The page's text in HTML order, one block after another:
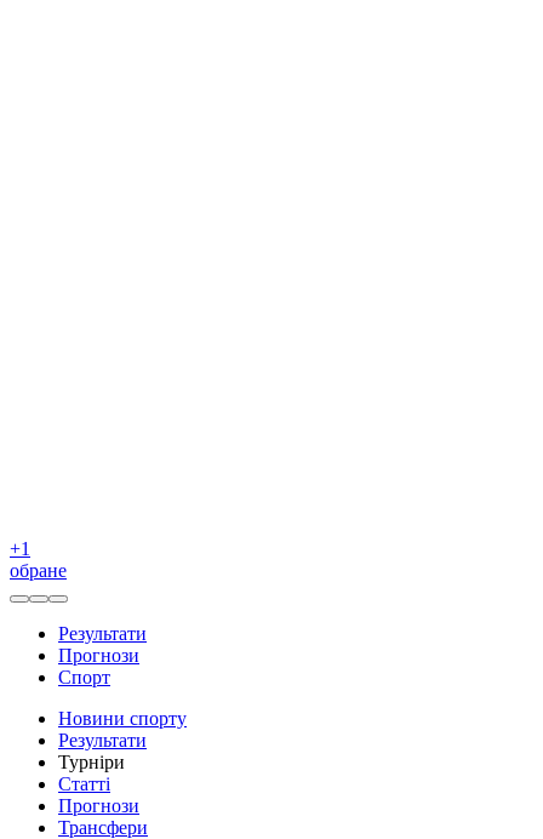
+1
обране
Результати
Прогнози
Спорт
Новини спорту
Результати
Турніри
Статті
Прогнози
Трансфери